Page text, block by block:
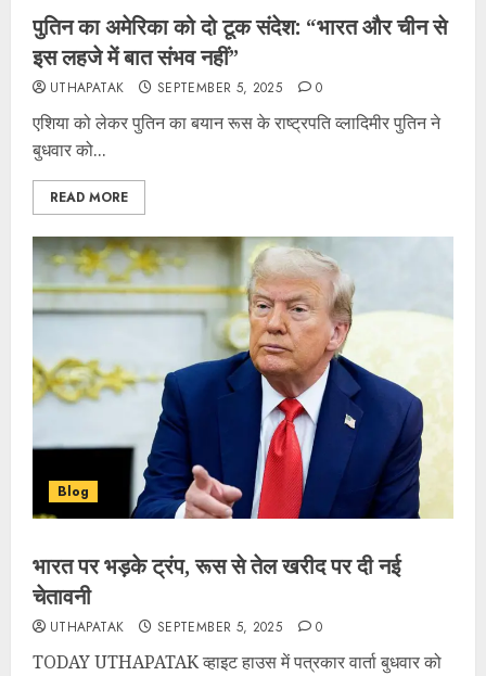
पुतिन का अमेरिका को दो टूक संदेश: “भारत और चीन से
इस लहजे में बात संभव नहीं”
UTHAPATAK SEPTEMBER 5, 2025 0
एशिया को लेकर पुतिन का बयान रूस के राष्ट्रपति व्लादिमीर पुतिन ने
बुधवार को...
READ MORE
Blog
भारत पर भड़के ट्रंप, रूस से तेल खरीद पर दी नई
चेतावनी
UTHAPATAK SEPTEMBER 5, 2025 0
TODAY UTHAPATAK व्हाइट हाउस में पत्रकार वार्ता बुधवार को